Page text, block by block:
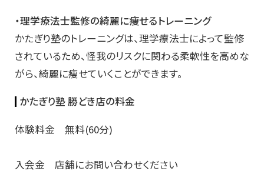
・理学療法士監修の綺麗に痩せるトレーニング
かたぎり塾のトレーニングは、理学療法士によって監修
されているため、怪我のリスクに関わる柔軟性を高めな
がら、綺麗に痩せていくことができます。
かたぎり塾 勝どき店の料金
体験料金 無料(60分)
入会金 店舗にお問い合わせください